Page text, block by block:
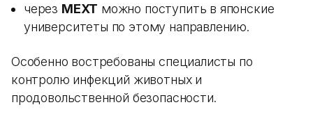
через MEXT можно поступить в японские
университеты по этому направлению.
Особенно востребованы специалисты по
контролю инфекций животных и
продовольственной безопасности.